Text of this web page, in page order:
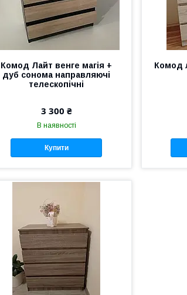
Комод Лайт венге магія +
дуб сонома направляючі
телескопічні
3 300 ₴
В наявності
Купити
Комод